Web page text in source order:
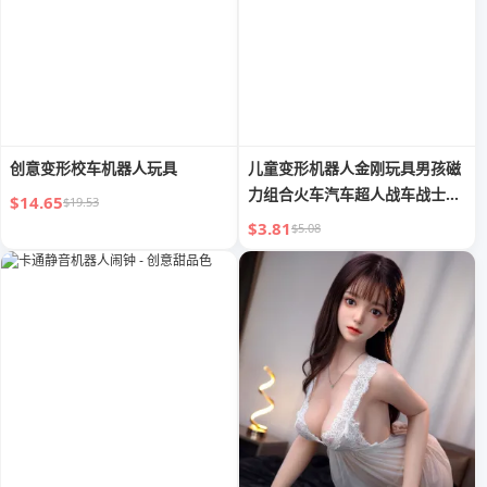
创意变形校车机器人玩具
$14.65$19.53
儿童变形机器人金刚玩具男孩磁
力组合火车汽车超人战车战士玩
具车
$3.81$5.08